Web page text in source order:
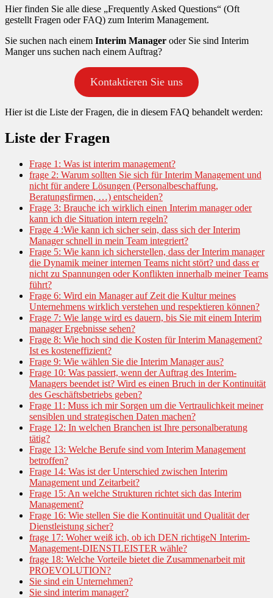
Hier finden Sie alle diese „Frequently Asked Questions“ (Oft
gestellt Fragen oder FAQ) zum Interim Management.
Sie suchen nach einem Interim Manager oder Sie sind Interim
Manger uns suchen nach einem Auftrag?
Kontaktieren Sie uns
Hier ist die Liste der Fragen, die in diesem FAQ behandelt werden:
Liste der Fragen
Frage 1: Was ist interim management?
frage 2: Warum sollten Sie sich für Interim Management und
nicht für andere Lösungen (Personalbeschaffung,
Beratungsfirmen, …) entscheiden?
Frage 3: Brauche ich wirklich einen Interim manager oder
kann ich die Situation intern regeln?
Frage 4 :Wie kann ich sicher sein, dass sich der Interim
Manager schnell in mein Team integriert?
Frage 5: Wie kann ich sicherstellen, dass der Interim manager
die Dynamik meiner internen Teams nicht stört? und dass er
nicht zu Spannungen oder Konflikten innerhalb meiner Teams
führt?
Frage 6: Wird ein Manager auf Zeit die Kultur meines
Unternehmens wirklich verstehen und respektieren können?
Frage 7: Wie lange wird es dauern, bis Sie mit einem Interim
manager Ergebnisse sehen?
Frage 8: Wie hoch sind die Kosten für Interim Management?
Ist es kosteneffizient?
Frage 9: Wie wählen Sie die Interim Manager aus?
Frage 10: Was passiert, wenn der Auftrag des Interim-
Managers beendet ist? Wird es einen Bruch in der Kontinuität
des Geschäftsbetriebs geben?
Frage 11: Muss ich mir Sorgen um die Vertraulichkeit meiner
sensiblen und strategischen Daten machen?
Frage 12: In welchen Branchen ist Ihre personalberatung
tätig?
Frage 13: Welche Berufe sind vom Interim Management
betroffen?
Frage 14: Was ist der Unterschied zwischen Interim
Management und Zeitarbeit?
Frage 15: An welche Strukturen richtet sich das Interim
Management?
Frage 16: Wie stellen Sie die Kontinuität und Qualität der
Dienstleistung sicher?
frage 17: Woher weiß ich, ob ich DEN richtigeN Interim-
Management-DIENSTLEISTER wähle?
frage 18: Welche Vorteile bietet die Zusammenarbeit mit
PROEVOLUTION?
Sie sind ein Unternehmen?
Sie sind interim manager?